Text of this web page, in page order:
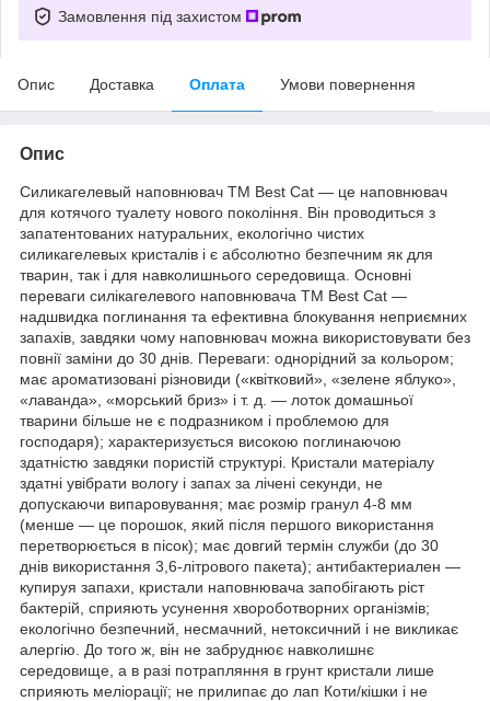
Замовлення під захистом
Опис Доставка Оплата Умови повернення
Опис
Силикагелевый наповнювач ТМ Best Cat ― це наповнювач
для котячого туалету нового покоління. Він проводиться з
запатентованих натуральних, екологічно чистих
силикагелевых кристалів і є абсолютно безпечним як для
тварин, так і для навколишнього середовища. Основні
переваги силікагелевого наповнювача ТМ Best Cat ―
надшвидка поглинання та ефективна блокування неприємних
запахів, завдяки чому наповнювач можна використовувати без
повнії заміни до 30 днів. Переваги: однорідний за кольором;
має ароматизовані різновиди («квітковий», «зелене яблуко»,
«лаванда», «морський бриз» і т. д. ― лоток домашньої
тварини більше не є подразником і проблемою для
господаря); характеризується високою поглинаючою
здатністю завдяки пористій структурі. Кристали матеріалу
здатні увібрати вологу і запах за лічені секунди, не
допускаючи випаровування; має розмір гранул 4-8 мм
(менше ― це порошок, який після першого використання
перетворюється в пісок); має довгий термін служби (до 30
днів використання 3,6-літрового пакета); антибактериален ―
купируя запахи, кристали наповнювача запобігають ріст
бактерій, сприяють усунення хвороботворних організмів;
екологічно безпечний, несмачний, нетоксичний і не викликає
алергію. До того ж, він не забруднює навколишнє
середовище, а в разі потрапляння в грунт кристали лише
сприяють меліорації; не прилипає до лап Коти/кішки і не